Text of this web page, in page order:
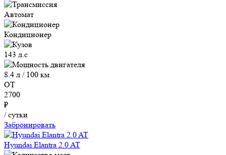
Автомат
Кондиционер
143 л.с
8.4 л / 100 км
ОТ
2700
₽
/ сутки
Забронировать
Hyundai Elantra 2.0 AT